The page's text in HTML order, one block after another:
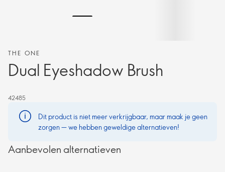
THE ONE
Dual Eyeshadow Brush
42485
Dit product is niet meer verkrijgbaar, maar maak je geen
zorgen — we hebben geweldige alternatieven!
Aanbevolen alternatieven